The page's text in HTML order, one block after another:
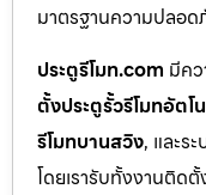
มาตรฐานความปลอ
ประตูรีโมท.com มีคว
ตั้งประตูรั้วรีโมทอัตโ
รีโมทบานสวิง, และร
โดยเรารับทั้งงานติด